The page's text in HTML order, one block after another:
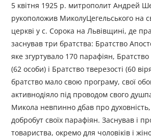
5 квітня 1925 р. митрополит Андрей
рукоположив МиколуЦегельського на
церкві у с. Сорока на Львівщині, де
заснував три братства: Братство
яке згуртувало 170 парафіян,
(62 особи) і Братство тверезості (60
братство мало свою програму, свої
активнодіяло під проводом свого
Микола невпинно дбав про духовність,
добробут своїх парафіян. Заснував і
товариства, окремо для чоловіків і